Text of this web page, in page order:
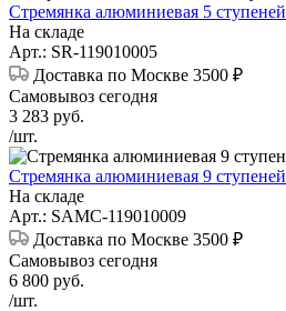
Стремянка алюминиевая 5 ступеней
На складе
Арт.: SR-119010005
Доставка по Москве 3500 ₽
Самовывоз сегодня
3 283 руб.
/шт.
Стремянка алюминиевая 9 ступеней
На складе
Арт.: SAMC-119010009
Доставка по Москве 3500 ₽
Самовывоз сегодня
6 800 руб.
/шт.